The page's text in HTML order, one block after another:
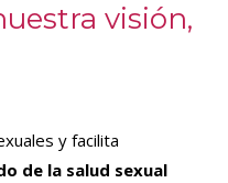
visión,
y facilita
de la salud sexual